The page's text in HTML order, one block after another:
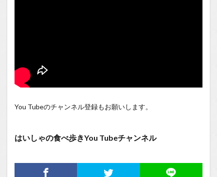
You Tubeのチャンネル登録もお願いします。
はいしゃの食べ歩きYou Tubeチャンネル